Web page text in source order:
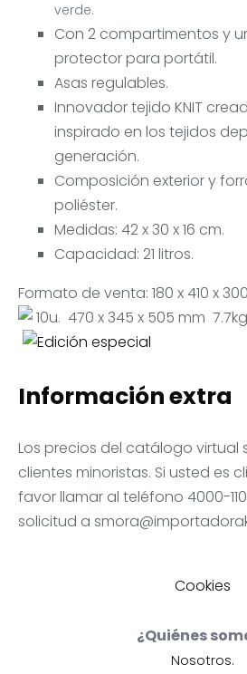
Información extra
Los precios del catálogo virtual
clientes minoristas. Si usted es
favor llamar al teléfono 4000-
solicitud a
verde.
Con 2 compartimentos y
protector para portátil.
Asas regulables.
Innovador tejido KNIT
inspirado en los tejidos
generación.
Composición exterior y
poliéster.
Medidas: 42 x 30 x 16 cm.
Capacidad: 21 litros.
Formato de venta: 180 x 410 x
10u. 470 x 345 x 505 mm 7.7kg
Cookies
¿Quiénes
Nosotros.